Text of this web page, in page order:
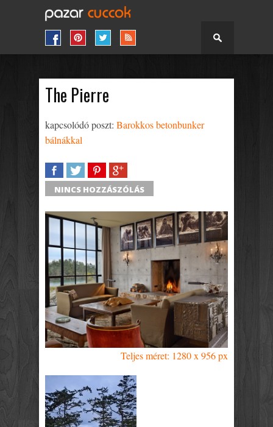
The Pierre
kapcsolódó poszt: Barokkos betonbunker
bálnákkal
SHARETWEETSHARESHARE
NINCS HOZZÁSZÓLÁS
Teljes méret: 1280 x 956 px